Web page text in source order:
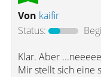
Von kaifir
Status:
Klar. Aber
Mir stellt sich eine